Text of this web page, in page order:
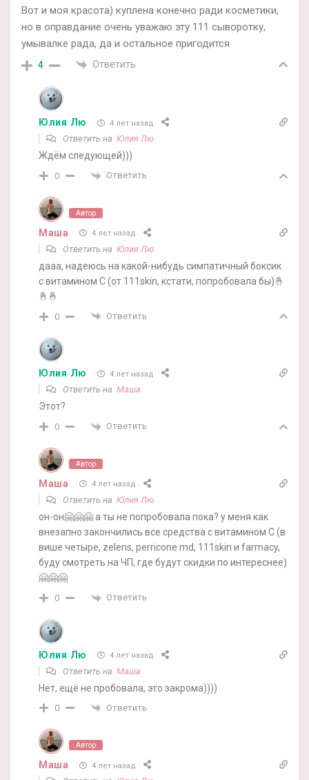
Вот и моя красота) куплена конечно ради косметики,
но в оправдание очень уважаю эту 111 сыворотку,
умывалке рада, да и остальное пригодится
4 Ответить
Юлия Лю 4 лет назад
Ответить на Юлия Лю
Ждём следующей)))
0 Ответить
Автор
Маша 4 лет назад
Ответить на Юлия Лю
дааа, надеюсь на какой-нибудь симпатичный боксик
с витамином С (от 111skin, кстати, попробовала бы)🤞
🤞🤞
0 Ответить
Юлия Лю 4 лет назад
Ответить на Маша
Этот?
0 Ответить
Автор
Маша 4 лет назад
Ответить на Юлия Лю
он-он🤗🤗🤗 а ты не попробовала пока? у меня как
внезапно закончились все средства с витамином С (в
више четыре, zelens, perricone md, 111skin и farmacy,
буду смотреть на ЧП, где будут скидки по интереснее)
🤗🤗🤗
0 Ответить
Юлия Лю 4 лет назад
Ответить на Маша
Нет, ещё не пробовала, это закрома))))
0 Ответить
Автор
Маша 4 лет назад